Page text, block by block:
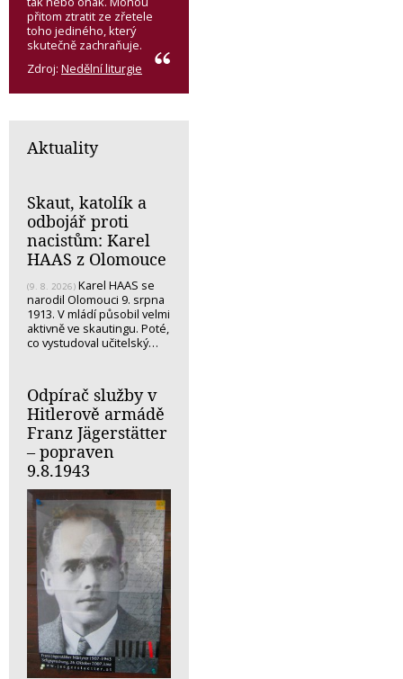
přitom ztratit ze zřetele
toho jediného, který
skutečně zachraňuje.
Zdroj: Nedělní liturgie
Aktuality
Skaut, katolík a
odbojář proti
nacistům: Karel
HAAS z Olomouce
(9. 8. 2026) Karel HAAS se
narodil Olomouci 9. srpna
1913. V mládí působil velmi
aktivně ve skautingu. Poté,
co vystudoval učitelský…
Odpírač služby v
Hitlerově armádě
Franz Jägerstätter
– popraven
9.8.1943